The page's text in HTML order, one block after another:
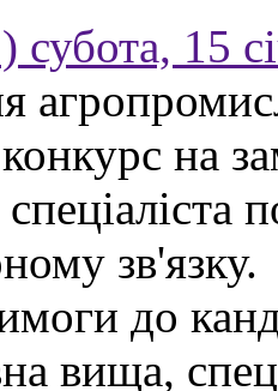
15
на
зв'язку.
до
вища,